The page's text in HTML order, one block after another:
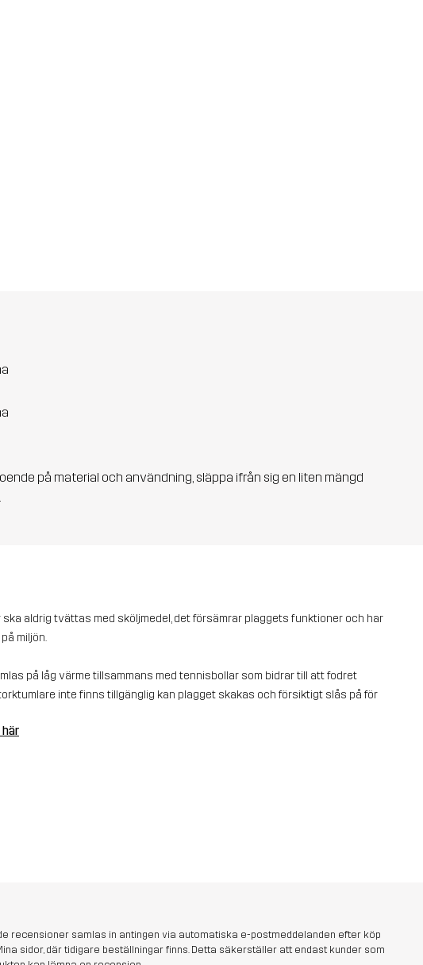
på material och användning, släppa ifrån sig en liten mängd
aldrig tvättas med sköljmedel, det försämrar plaggets funktioner och har
miljön.
på låg värme tillsammans med tennisbollar som bidrar till att fodret
inte finns tillgänglig kan plagget skakas och försiktigt slås på för
recensioner samlas in antingen via automatiska e-postmeddelanden efter köp
sidor, där tidigare beställningar finns. Detta säkerställer att endast kunder som